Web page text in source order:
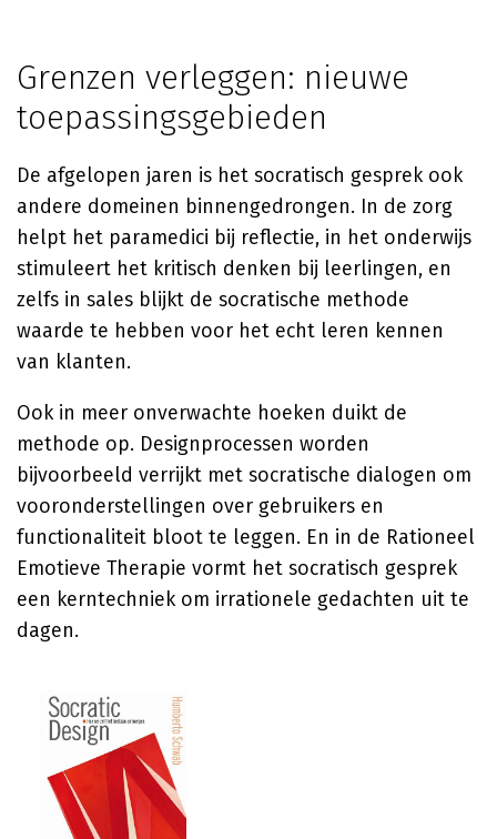
Grenzen verleggen: nieuwe
toepassingsgebieden
De afgelopen jaren is het socratisch gesprek ook
andere domeinen binnengedrongen. In de zorg
helpt het paramedici bij reflectie, in het onderwijs
stimuleert het kritisch denken bij leerlingen, en
zelfs in sales blijkt de socratische methode
waarde te hebben voor het echt leren kennen
van klanten.
Ook in meer onverwachte hoeken duikt de
methode op. Designprocessen worden
bijvoorbeeld verrijkt met socratische dialogen om
vooronderstellingen over gebruikers en
functionaliteit bloot te leggen. En in de Rationeel
Emotieve Therapie vormt het socratisch gesprek
een kerntechniek om irrationele gedachten uit te
dagen.